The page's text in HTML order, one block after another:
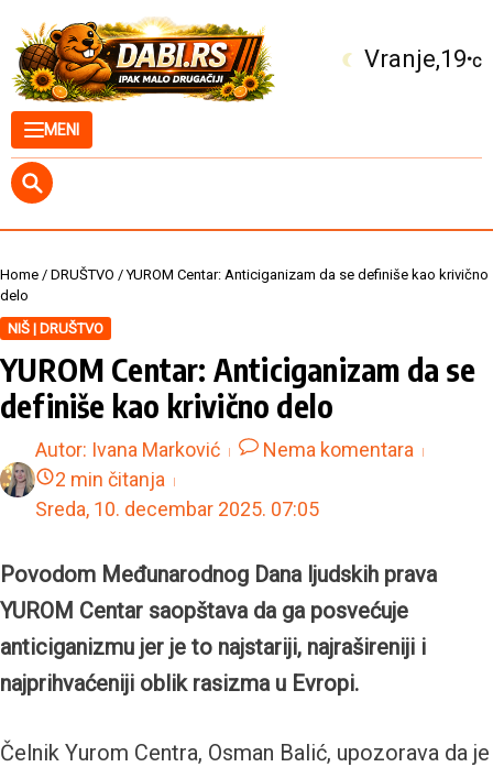
MENI
Kuršumlija 21°C
Home / DRUŠTVO /YUROM Centar: Anticiganizam da se definiše kao krivično
delo
NIŠ | DRUŠTVO
YUROM Centar: Anticiganizam da se
definiše kao krivično delo
Autor: Ivana Marković
Nema komentara
2 min čitanja
Sreda, 10. decembar 2025. 07:05
Povodom Međunarodnog Dana ljudskih prava
YUROM Centar saopštava da ga posvećuje
anticiganizmu jer je to najstariji, najrašireniji i
najprihvaćeniji oblik rasizma u Evropi.
Čelnik Yurom Centra, Osman Balić, upozorava da je